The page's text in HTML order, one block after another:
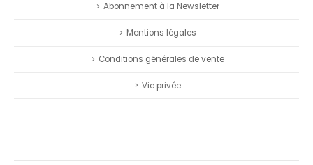
Abonnement à la Newsletter
Mentions légales
Conditions générales de vente
Vie privée